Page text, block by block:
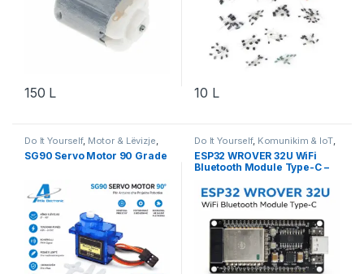
150 L 10 L
Do It Yourself, Motor & Lëvizje,
Projekte & Starter Kit ,Robotika
SG90 Servo Motor 90 Grade
Do It Yourself, Komunikim & IoT,
Microcontroller,Projekte &
Starter Kit,Robotika
ESP32 WROVER 32U WiFi
Bluetooth Module Type-C –